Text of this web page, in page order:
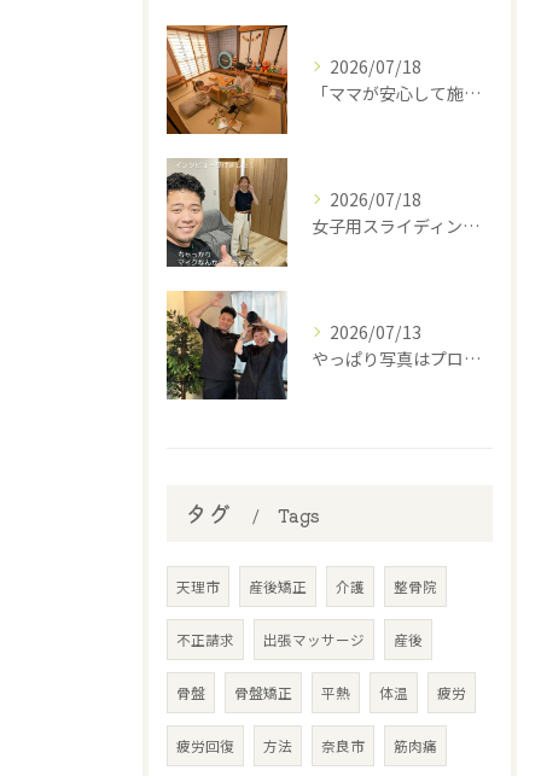
2026/07/18
​「ママが安心して施術を受けられるように」
2026/07/18
女子用スライディングパンツ(スポーツインナー)を開発中の西丸...
2026/07/13
やっぱり写真はプロに撮って貰わなあかんね🤣⁡
タグ Tags
天理市 産後矯正 介護 整骨院
不正請求 出張マッサージ 産後
骨盤 骨盤矯正 平熱 体温 疲労
疲労回復 方法 奈良市 筋肉痛